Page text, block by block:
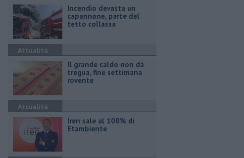
Incendio devasta un
capannone, parte del
tetto collassa
Attualità
Il grande caldo non dà
tregua, fine settimana
rovente
Attualità
Iren sale al 100% di
Etambiente